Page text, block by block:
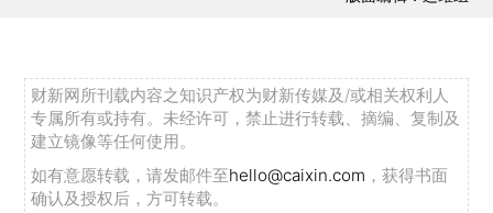
财新网所刊载内容之知识产权为财新传媒及/或相关权利人
专属所有或持有。未经许可，禁止进行转载、摘编、复制及
建立镜像等任何使用。
如有意愿转载，请发邮件至hello@caixin.com ，获得书面
确认及授权后，方可转载。